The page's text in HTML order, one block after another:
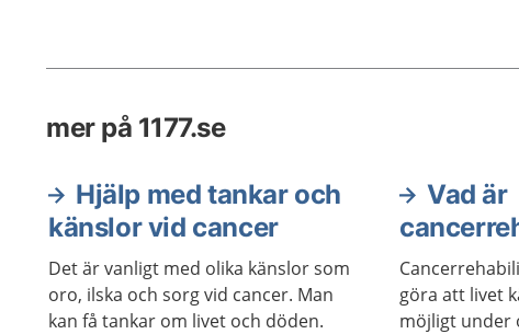
mer på 1177.se
Hjälp med tankar och
känslor vid cancer
Det är vanligt med olika känslor som
oro, ilska och sorg vid cancer. Man
kan få tankar om livet och döden.
Vad är
göra att livet
möjligt under